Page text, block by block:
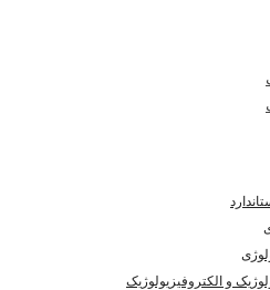
و الکتروفیزیولوژیک